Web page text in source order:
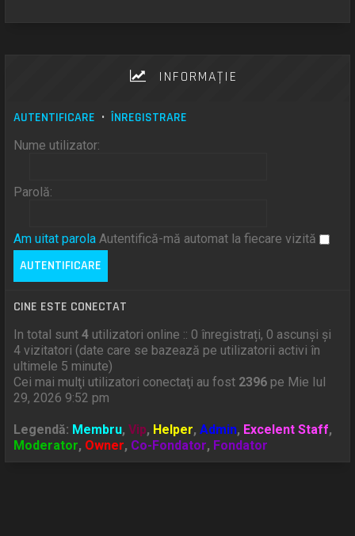
INFORMAŢIE
AUTENTIFICARE •ÎNREGISTRARE
Nume utilizator:
Parolă:
Am uitat parola Autentifică-mă automat la fiecare vizită
CINE ESTE CONECTAT
In total sunt4 utilizatori online :: 0 înregistrați, 0 ascunși și
4 vizitatori (date care se bazează pe utilizatorii activi în
ultimele 5 minute)
Cei mai mulţi utilizatori conectaţi au fost 2396 pe Mie Iul
29, 2026 9:52 pm
Legendă: Membru,Vip, Helper,Admin, Excelent Staff,
Moderator, Owner, Co-Fondator, Fondator